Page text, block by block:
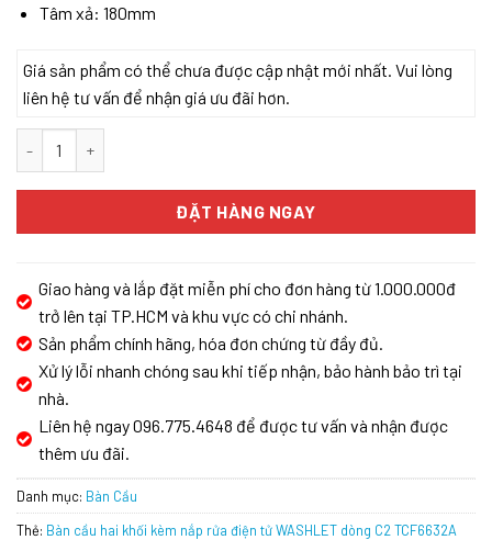
Tâm xả: 180mm
Giá sản phẩm có thể chưa được cập nhật mới nhất. Vui lòng
liên hệ tư vấn để nhận giá ưu đãi hơn.
ĐẶT HÀNG NGAY
Giao hàng và lắp đặt miễn phí cho đơn hàng từ 1.000.000đ
trở lên tại TP.HCM và khu vực có chi nhánh.
Sản phẩm chính hãng, hóa đơn chứng từ đầy đủ.
Xử lý lỗi nhanh chóng sau khi tiếp nhận, bảo hành bảo trì tại
nhà.
Liên hệ ngay 096.775.4648 để được tư vấn và nhận được
thêm ưu đãi.
Danh mục: Bàn Cầu
Thẻ: Bàn cầu hai khối kèm nắp rửa điện tử WASHLET dòng C2 TCF6632A